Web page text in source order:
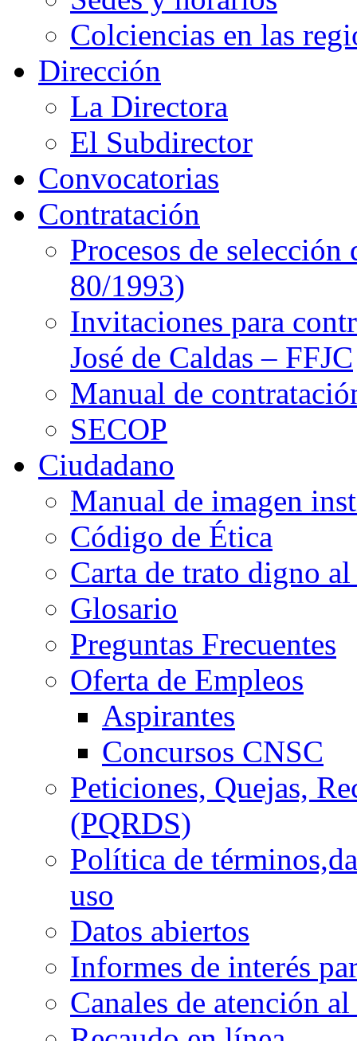
Colciencias en las
Dirección
La Directora
El Subdirector
Convocatorias
Contratación
Procesos de
80/1993)
Invitaciones para
José de Caldas – FFJC
Manual de
SECOP
Ciudadano
Manual de imagen
Código de Ética
Carta de trato digno
Glosario
Preguntas Frecuentes
Oferta de Empleos
Aspirantes
Concursos CNSC
Peticiones, Quejas,
(PQRDS)
Política de
uso
Datos abiertos
Informes de interés
Canales de atención